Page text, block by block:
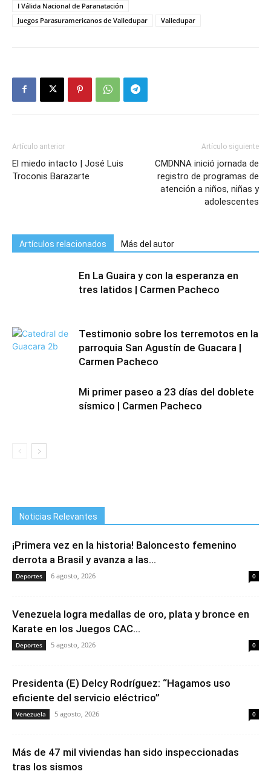
I Válida Nacional de Paranatación
Juegos Parasuramericanos de Valledupar
Valledupar
Artículo anterior
El miedo intacto | José Luis
Troconis Barazarte
Artículo siguiente
CMDNNA inició jornada de
registro de programas de
atención a niños, niñas y
adolescentes
Artículos relacionados Más del autor
En La Guaira y con la esperanza en
tres latidos | Carmen Pacheco
Testimonio sobre los terremotos en la
parroquia San Agustín de Guacara |
Carmen Pacheco
Mi primer paseo a 23 días del doblete
sísmico | Carmen Pacheco
Noticias Relevantes
¡Primera vez en la historia! Baloncesto femenino
derrota a Brasil y avanza a las...
Deportes 6 agosto, 2026 0
Venezuela logra medallas de oro, plata y bronce en
Karate en los Juegos CAC...
Deportes 5 agosto, 2026 0
Presidenta (E) Delcy Rodríguez: “Hagamos uso
eficiente del servicio eléctrico”
Venezuela 5 agosto, 2026 0
Más de 47 mil viviendas han sido inspeccionadas
tras los sismos